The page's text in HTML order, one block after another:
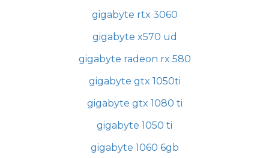
gigabyte rtx 3060
gigabyte x570 ud
gigabyte radeon rx 580
gigabyte gtx 1050ti
gigabyte gtx 1080 ti
gigabyte 1050 ti
gigabyte 1060 6gb